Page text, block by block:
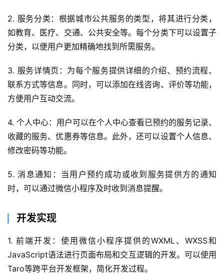
首
页
关
于
案
例
服
务
2. 服务分类：根据城市公共服务的类型，将其进行分类，
如教育、医疗、交通、公共安全等。每个分类下可以设置子
分类，以便用户更加精确地找到所需服务。
3. 服务详情页：为每个服务提供详细的介绍、预约流程、
联系方式等信息。同时，可以添加在线咨询、评价等功能，
方便用户互动交流。
4. 个人中心：用户可以在个人中心查看已预约的服务记录、
收藏的服务、优惠券等信息。此外，还可以设置个人信息、
修改密码等功能。
5. 消息通知：当用户预约成功或收到服务提供方的通知
时，可以通过微信小程序及时收到消息提醒。
开发实现
1. 前端开发：使用微信小程序提供的WXML、WXSS和
JavaScript语法进行页面布局和交互逻辑的开发。可以使用
Taro等跨平台开发框架，简化开发过程。